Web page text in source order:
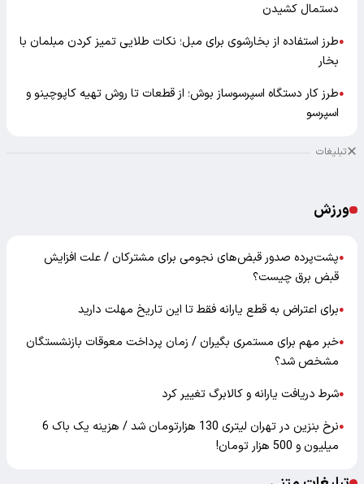
دستمال کشیدن
●طرز استفاده از بخارشوی برای مبل؛ نکات طلایی تمیز کردن مبلمان با
بخار
●طرز کار دستگاه اسپرسوساز بوش؛ از قطعات تا روش تهیه کاپوچینو و
اسپرسو
تبلیغات
ورزش
●پشت‌پرده صدور قبض‌های نجومی برای مشترکان / علت افزایش
قبض برق چیست؟
●برای اعتراض به قطع یارانه فقط تا این تاریخ مهلت دارید
●خبر مهم برای مستمری بگیران / زمان پرداخت معوقات بازنشستگان
مشخص شد؟
●شرط دریافت یارانه و کالابرگ تغییر کرد
●
نرخ بنزین در تهران لیتری 130 هزارتومان شد / هزینه یک باک 6
میلیون و 500 هزار تومان!